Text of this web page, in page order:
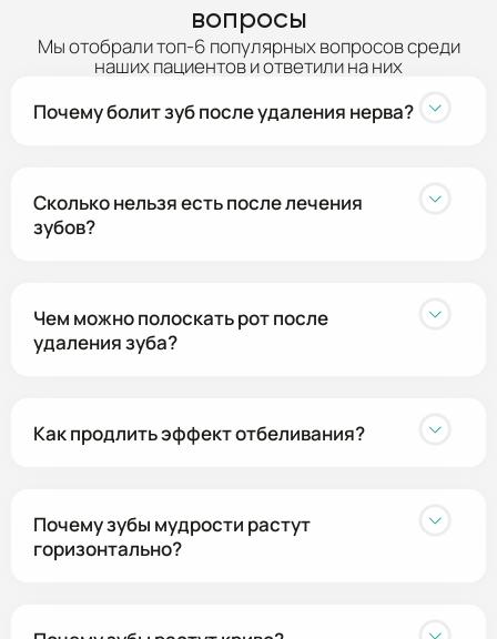
вопросы
Мы отобрали топ-6 популярных вопросов среди
наших пациентов и ответили на них
Почему болит зуб после удаления нерва?
Сколько нельзя есть после лечения
зубов?
Чем можно полоскать рот после
удаления зуба?
Как продлить эффект отбеливания?
Почему зубы мудрости растут
горизонтально?